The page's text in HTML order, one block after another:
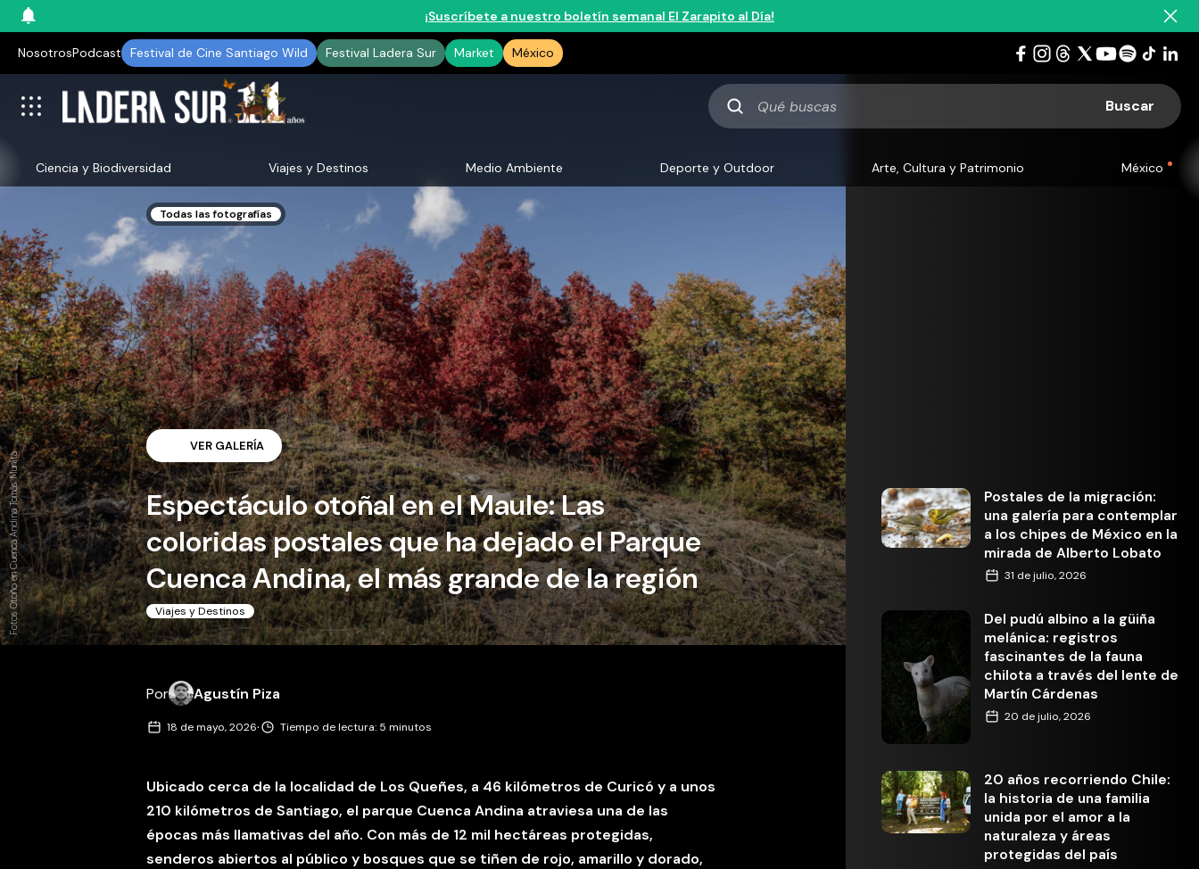
¡Suscríbete a nuestro boletín semanal El Zarapito al Día!
NosotrosPodcast Festival de Cine Santiago Wild Festival Ladera Sur Market México
Qué
buscas
Ciencia y Biodiversidad Viajes y Destinos Medio Ambiente Deporte y Outdoor Arte, Cultura y Patrimonio México
Fotos Otoño en Cuenca Andina Tomás Munita
Todas las fotografías
VER GALERÍA
Espectáculo otoñal en el Maule: Las
coloridas postales que ha dejado el Parque
Cuenca Andina, el más grande de la región
Viajes y Destinos
Por Agustín Piza
18 de mayo, 2026· Tiempo de lectura: 5 minutos
Ubicado cerca de la localidad de Los Queñes, a 46 kilómetros de Curicó y a unos
210 kilómetros de Santiago, el parque Cuenca Andina atraviesa una de las
épocas más llamativas del año. Con más de 12 mil hectáreas protegidas,
senderos abiertos al público y bosques que se tiñen de rojo, amarillo y dorado,
Postales de la migración:
una galería para contemplar
a los chipes de México en la
mirada de Alberto Lobato
31 de julio, 2026
Del pudú albino a la güiña
melánica: registros
fascinantes de la fauna
chilota a través del lente de
Martín Cárdenas
20 de julio, 2026
20 años recorriendo Chile:
la historia de una familia
unida por el amor a la
naturaleza y áreas
protegidas del país